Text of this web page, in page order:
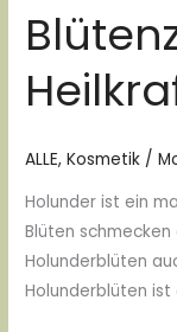
ALLE,Kosmetik /
Holunder ist ein
Blüten
Holunderblüten
Holunderblüten
Heilkraft